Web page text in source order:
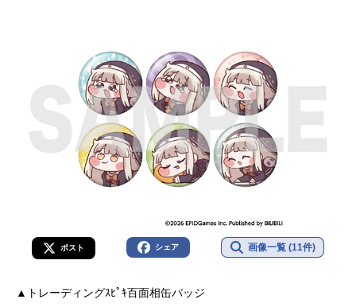
ポスト シェア 画像一覧 (11件)
▲トレーディングｽﾋﾟｷ百面相缶バッジ